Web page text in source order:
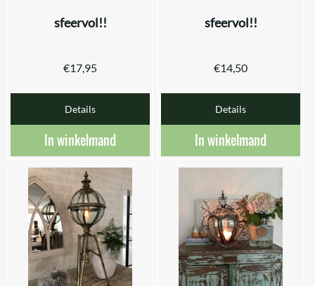
sfeervol!!
€17,95
Details
In winkelmand
sfeervol!!
€14,50
Details
In winkelmand